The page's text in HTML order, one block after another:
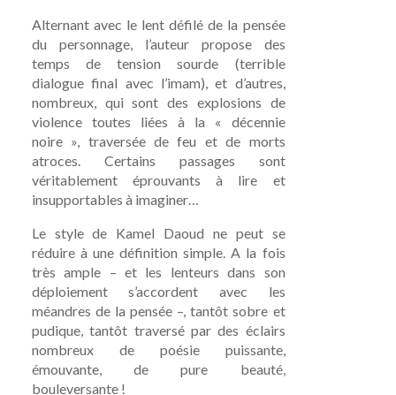
Alternant avec le lent défilé de la pensée
du personnage, l’auteur propose des
temps de tension sourde (terrible
dialogue final avec l’imam), et d’autres,
nombreux, qui sont des explosions de
violence toutes liées à la « décennie
noire », traversée de feu et de morts
atroces. Certains passages sont
véritablement éprouvants à lire et
insupportables à imaginer…
Le style de Kamel Daoud ne peut se
réduire à une définition simple. A la fois
très ample – et les lenteurs dans son
déploiement s’accordent avec les
méandres de la pensée –, tantôt sobre et
pudique, tantôt traversé par des éclairs
nombreux de poésie puissante,
émouvante, de pure beauté,
bouleversante !